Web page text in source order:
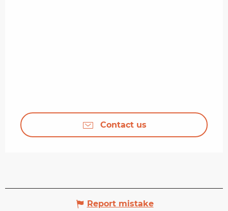
Contact us
Report mistake